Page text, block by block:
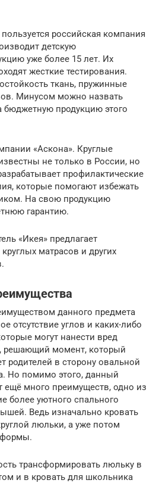
российская компания
детскую
уже более 15 лет. Их
жесткие тестирования.
ткань, пружинные
Минусом можно назвать
продукцию этого
«Аскона». Круглые
не только в России, но
профилактические
которые помогают избежать
На свою продукцию
гарантию.
«Икея» предлагает
матрасов и других
данного предмета
отсутствие углов и каких-либо
могут нанести вред
решающий момент, который
родителей в сторону овальной
Но помимо этого, данный
ещё много преимуществ, одно из
более уютного спального
Ведь изначально кровать
люльки, а уже потом
формы.
трансформировать люльку в
и в кровать для школьника